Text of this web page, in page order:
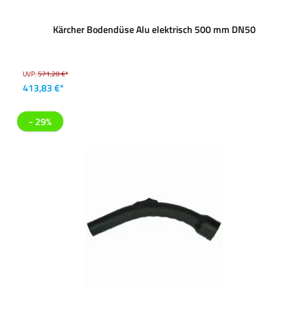
Kärcher Bodendüse Alu elektrisch 500 mm DN50
UVP:571,20 €*
413,83 €*
- 29%